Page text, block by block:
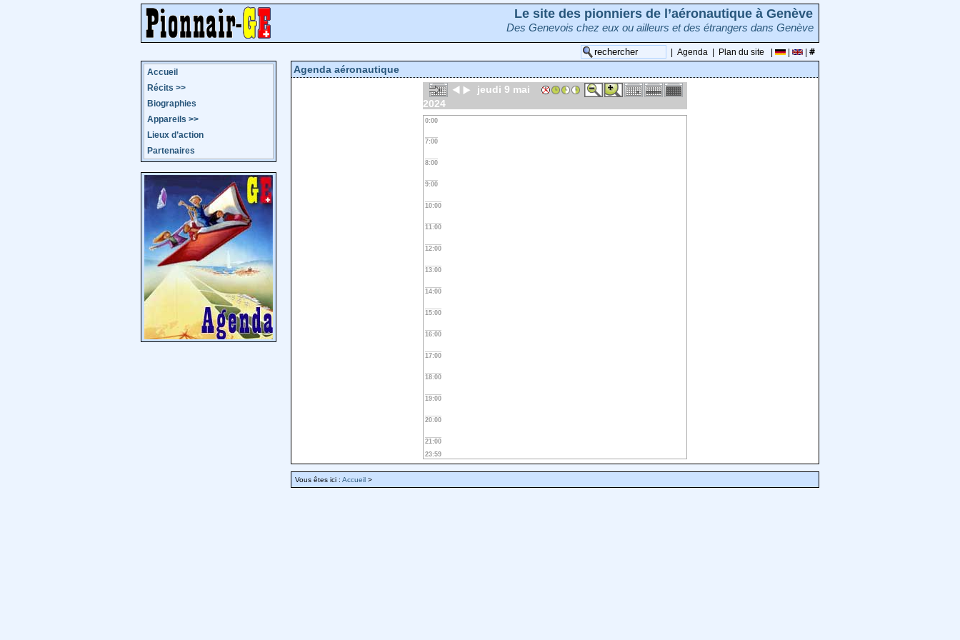
Le site des pionniers de l’aéronautique à Genève
Des Genevois chez eux ou ailleurs et des étrangers dans Genève
Agenda Plan du site
Accueil
Récits >>
Biographies
Appareils >>
Lieux d’action
Partenaires
Agenda aéronautique
jeudi 9 mai
2024
0:00
7:00
8:00
9:00
10:00
11:00
12:00
13:00
14:00
15:00
16:00
17:00
18:00
19:00
20:00
21:00
23:59
Vous êtes ici : Accueil >